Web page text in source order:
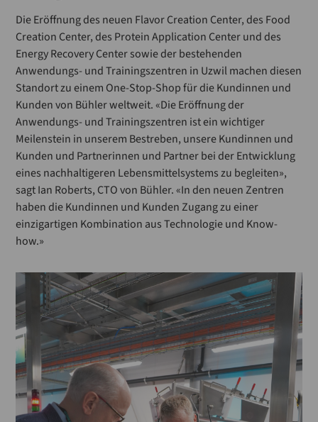
Die Eröffnung des neuen Flavor Creation Center, des Food
Creation Center, des Protein Application Center und des
Energy Recovery Center sowie der bestehenden
Anwendungs- und Trainingszentren in Uzwil machen diesen
Standort zu einem One-Stop-Shop für die Kundinnen und
Kunden von Bühler weltweit. «Die Eröffnung der
Anwendungs- und Trainingszentren ist ein wichtiger
Meilenstein in unserem Bestreben, unsere Kundinnen und
Kunden und Partnerinnen und Partner bei der Entwicklung
eines nachhaltigeren Lebensmittelsystems zu begleiten»,
sagt Ian Roberts, CTO von Bühler. «In den neuen Zentren
haben die Kundinnen und Kunden Zugang zu einer
einzigartigen Kombination aus Technologie und Know-
how.»